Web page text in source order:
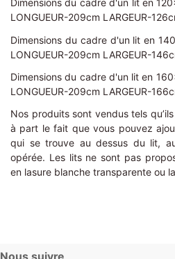
Dimensions du cadre d'un lit en
LONGUEUR-209cm LARGEUR-
Dimensions du cadre d'un lit en
LONGUEUR-209cm LARGEUR-
Dimensions du cadre d'un lit en
LONGUEUR-209cm LARGEUR-
Nos produits sont vendus tels
à part le fait que vous pouvez
qui se trouve au dessus du lit,
opérée. Les lits ne sont pas
en lasure blanche transparente ou